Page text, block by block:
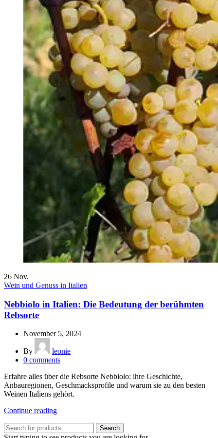
26 Nov.
Wein und Genuss in Italien
Nebbiolo in Italien: Die Bedeutung der berühmten
Rebsorte
November 5, 2024
By
leonie
0 comments
Erfahre alles über die Rebsorte Nebbiolo: ihre Geschichte,
Anbauregionen, Geschmacksprofile und warum sie zu den besten
Weinen Italiens gehört.
Continue reading
Search